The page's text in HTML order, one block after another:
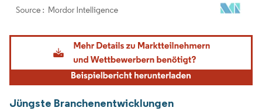
Bild © Mordor Intelligence. Wiederverwendung erfordert Namensnennung gemäß
Jüngste Branchenentwicklungen